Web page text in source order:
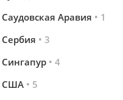
Саудовская Аравия • 1
Сербия • 3
Сингапур • 4
США • 5